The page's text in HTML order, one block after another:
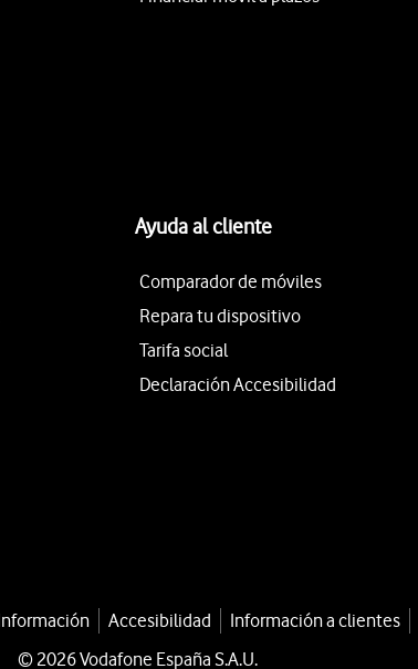
Ayuda al cliente
Comparador de móviles
Repara tu dispositivo
Tarifa social
Declaración Accesibilidad
Accesibilidad Información a clientes
© 2026 Vodafone España S.A.U.